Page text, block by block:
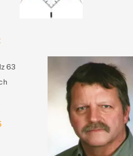
63